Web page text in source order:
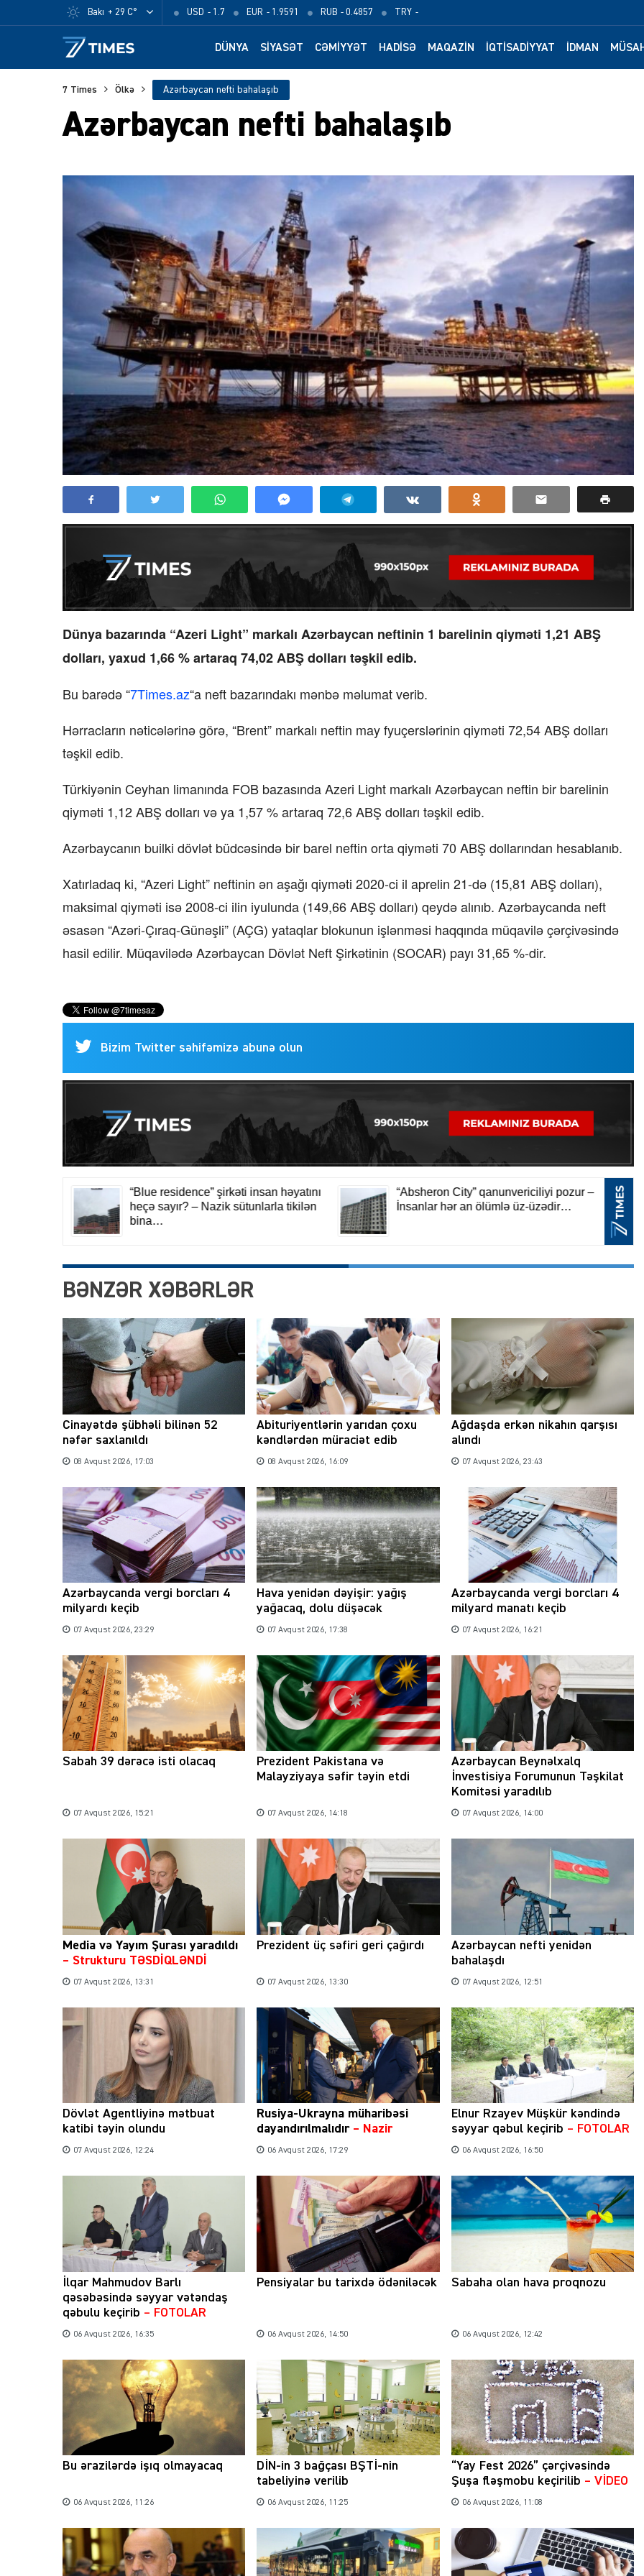
Bakı + 29 C° USD - 1.7 EUR - 1.9591 RUB - 0.4857 TRY -
DÜNYA SIYASƏT CƏMIYYƏT HADISƏ MAQAZIN İQTISADIYYAT İDMAN
7 Times Ölkə Azərbaycan nefti bahalaşıb
Azərbaycan nefti bahalaşıb
Dünya bazarında “Azeri Light” markalı Azərbaycan neftinin 1 barelinin qiyməti 1,21 ABŞ
dolları, yaxud 1,66 % artaraq 74,02 ABŞ dolları təşkil edib.
Bu barədə “7Times.az“a neft bazarındakı mənbə məlumat verib.
Hərracların nəticələrinə görə, “Brent” markalı neftin may fyuçerslərinin qiyməti 72,54 ABŞ dolları
təşkil edib.
Türkiyənin Ceyhan limanında FOB bazasında Azeri Light markalı Azərbaycan neftin bir barelinin
qiyməti 1,12 ABŞ dolları və ya 1,57 % artaraq 72,6 ABŞ dolları təşkil edib.
Azərbaycanın builki dövlət büdcəsində bir barel neftin orta qiyməti 70 ABŞ dollarından hesablanıb.
Xatırladaq ki, “Azeri Light” neftinin ən aşağı qiyməti 2020-ci il aprelin 21-də (15,81 ABŞ dolları),
maksimal qiyməti isə 2008-ci ilin iyulunda (149,66 ABŞ dolları) qeydə alınıb. Azərbaycanda neft
əsasən “Azəri-Çıraq-Günəşli” (AÇG) yataqlar blokunun işlənməsi haqqında müqavilə çərçivəsində
hasil edilir. Müqavilədə Azərbaycan Dövlət Neft Şirkətinin (SOCAR) payı 31,65 %-dir.
Bizim Twitter səhifəmizə abunə olun
BƏNZƏR XƏBƏRLƏR
Cinayətdə şübhəli bilinən 52
nəfər saxlanıldı
08 Avqust 2026, 17:03
Abituriyentlərin yarıdan çoxu
kəndlərdən müraciət edib
08 Avqust 2026, 16:09
Ağdaşda erkən nikahın qarşısı
alındı
07 Avqust 2026, 23:43
Azərbaycanda vergi borcları 4
milyardı keçib
07 Avqust 2026, 23:29
Hava yenidən dəyişir: yağış
yağacaq, dolu düşəcək
07 Avqust 2026, 17:38
Azərbaycanda vergi borcları 4
milyard manatı keçib
07 Avqust 2026, 16:21
Sabah 39 dərəcə isti olacaq
07 Avqust 2026, 15:21
Prezident Pakistana və
Malayziyaya səfir təyin etdi
07 Avqust 2026, 14:18
Azərbaycan Beynəlxalq
İnvestisiya Forumunun Təşkilat
Komitəsi yaradılıb
07 Avqust 2026, 14:00
Media və Yayım Şurası yaradıldı
– Strukturu TƏSDİQLƏNDİ
07 Avqust 2026, 13:31
Prezident üç səfiri geri çağırdı
07 Avqust 2026, 13:30
Azərbaycan nefti yenidən
bahalaşdı
07 Avqust 2026, 12:51
Dövlət Agentliyinə mətbuat
katibi təyin olundu
07 Avqust 2026, 12:24
Rusiya-Ukrayna müharibəsi
dayandırılmalıdır– Nazir
06 Avqust 2026, 17:29
Elnur Rzayev Müşkür kəndində
səyyar qəbul keçirib – FOTOLAR
06 Avqust 2026, 16:50
İlqar Mahmudov Barlı
qəsəbəsində səyyar vətəndaş
qəbulu keçirib – FOTOLAR
06 Avqust 2026, 16:35
Pensiyalar bu tarixdə ödəniləcək
06 Avqust 2026, 14:50
Sabaha olan hava proqnozu
06 Avqust 2026, 12:42
Bu ərazilərdə işıq olmayacaq
06 Avqust 2026, 11:26
DİN-in 3 bağçası BŞTİ-nin
tabeliyinə verilib
06 Avqust 2026, 11:25
“Yay Fest 2026” çərçivəsində
Şuşa fləşmobu keçirilib – VİDEO
06 Avqust 2026, 11:08
nəzarət mexanizmi haradadır?
01 İyun 2026, 11:28